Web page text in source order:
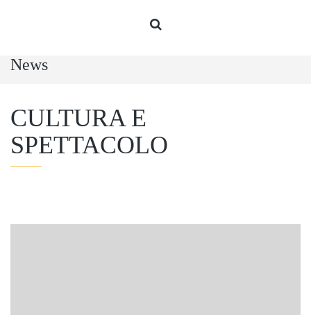
News
CULTURA E
SPETTACOLO